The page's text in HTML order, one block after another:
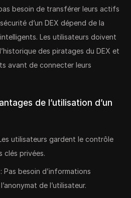
besoin de transférer leurs actifs
d’un DEX dépend de la
Les utilisateurs doivent
des piratages du DEX et
avant de connecter leurs
de l’utilisation d’un
utilisateurs gardent le contrôle
clés privées.
: Pas besoin d’informations
de l’utilisateur.